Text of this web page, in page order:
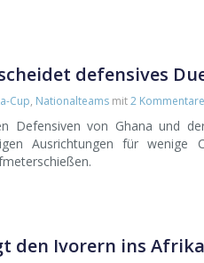
defensives
Cup, Nationalteams mit2
Defensiven von Ghana und
Ausrichtungen für wenige
den Ivorern ins